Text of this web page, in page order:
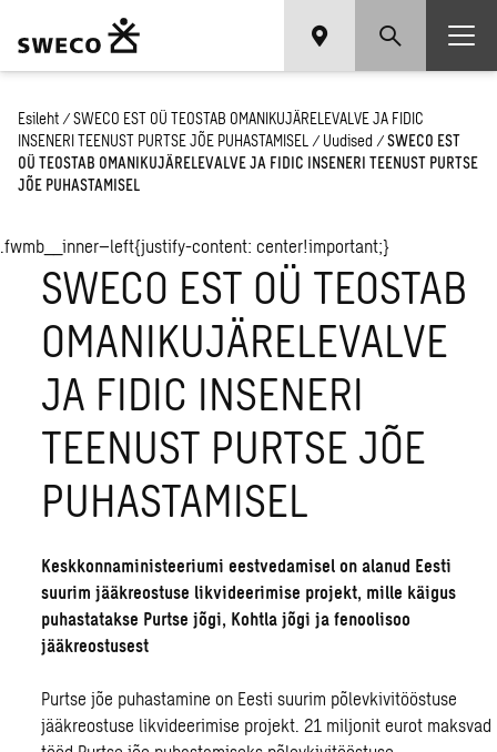
Esileht / SWECO EST OÜ TEOSTAB OMANIKUJÄRELEVALVE JA FIDIC
INSENERI TEENUST PURTSE JÕE PUHASTAMISEL / Uudised / SWECO EST
OÜ TEOSTAB OMANIKUJÄRELEVALVE JA FIDIC INSENERI TEENUST PURTSE
JÕE PUHASTAMISEL
.fwmb__inner–left{justify-content: center!important;}
SWECO EST OÜ TEOSTAB
OMANIKUJÄRELEVALVE
JA FIDIC INSENERI
TEENUST PURTSE JÕE
PUHASTAMISEL
Keskkonnaministeeriumi eestvedamisel on alanud Eesti
suurim jääkreostuse likvideerimise projekt, mille käigus
puhastatakse Purtse jõgi, Kohtla jõgi ja fenoolisoo
jääkreostusest
Purtse jõe puhastamine on Eesti suurim põlevkivitööstuse
jääkreostuse likvideerimise projekt. 21 miljonit eurot maksvad